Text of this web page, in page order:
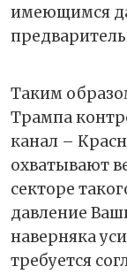
имеющимся
Таким
Трампа
канал –
охватывают
секторе
давление
наверняка
требуется